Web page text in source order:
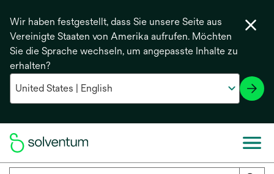
Wir haben festgestellt, dass Sie unsere Seite aus
Vereinigte Staaten von Amerika aufrufen. Möchten
Sie die Sprache wechseln, um angepasste Inhalte zu
erhalten?